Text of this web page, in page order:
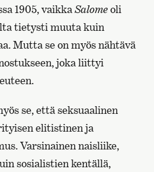
1905, vaikkaSalomeoli
tietysti muuta kuin
Mutta se on myös nähtävä
joka liittyi
se, että seksuaalinen
elitistinen ja
Varsinainen naisliike,
sosialistien kentällä,